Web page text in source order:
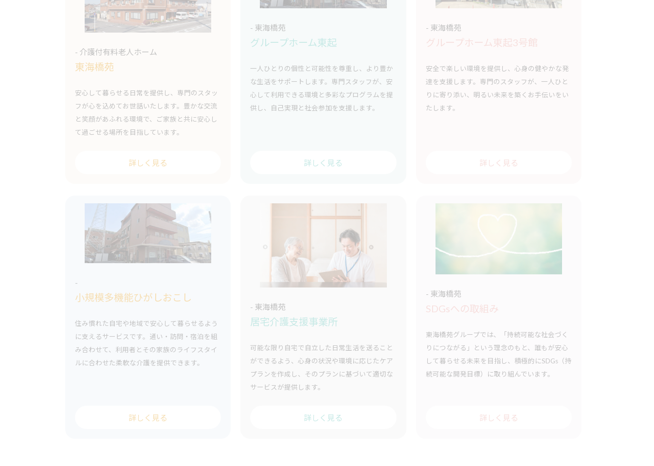
- 介護付有料老人ホーム
東海橋苑
安心して暮らせる日常を提供し、専門のスタッ
フが心を込めてお世話いたします。豊かな交流
と笑顔があふれる環境で、ご家族と共に安心し
て過ごせる場所を目指しています。
詳しく見る
- 東海橋苑
グループホーム東起
一人ひとりの個性と可能性を尊重し、より豊か
な生活をサポートします。専門スタッフが、安
心して利用できる環境と多彩なプログラムを提
供し、自己実現と社会参加を支援します。
詳しく見る
- 東海橋苑
グループホーム東起3号館
安全で楽しい環境を提供し、心身の健やかな発
達を支援します。専門のスタッフが、一人ひと
りに寄り添い、明るい未来を築くお手伝いをい
たします。
詳しく見る
-
小規模多機能ひがしおこし
住み慣れた自宅や地域で安心して暮らせるよう
に支えるサービスです。通い・訪問・宿泊を組
み合わせて、利用者とその家族のライフスタイ
ルに合わせた柔軟な介護を提供できます。
詳しく見る
- 東海橋苑
居宅介護支援事業所
可能な限り自宅で自立した日常生活を送ること
ができるよう、心身の状況や環境に応じたケア
プランを作成し、そのプランに基づいて適切な
サービスが提供します。
詳しく見る
- 東海橋苑
SDGsへの取組み
東海橋苑グループでは、「持続可能な社会づく
りにつながる」という理念のもと、誰もが安心
して暮らせる未来を目指し、積極的にSDGs（持
続可能な開発目標）に取り組んでいます。
詳しく見る